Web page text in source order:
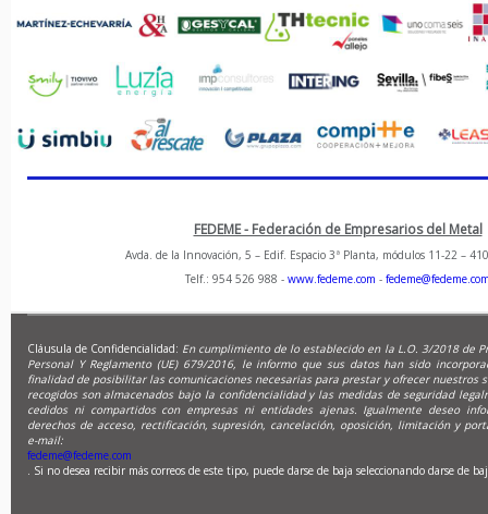
FEDEME - Federación de Empresarios del Metal
Avda. de la Innovación, 5 – Edif. Espacio 3ª Planta, módulos 11-22 –
Telf.: 954 526 988 - www.fedeme.com -
Cláusula de Confidencialidad: En cumplimiento de lo establecido en la L.O. 3/2018 de
Personal Y Reglamento (UE) 679/2016, le informo que sus datos han sido
finalidad de posibilitar las comunicaciones necesarias para prestar y ofrecer nuestros
recogidos son almacenados bajo la confidencialidad y las medidas de seguridad
cedidos ni compartidos con empresas ni entidades ajenas. Igualmente deseo
derechos de acceso, rectificación, supresión, cancelación, oposición, limitación y
e-mail:
fedeme@fedeme.com
. Si no desea recibir más correos de este tipo, puede darse de baja seleccionando darse de